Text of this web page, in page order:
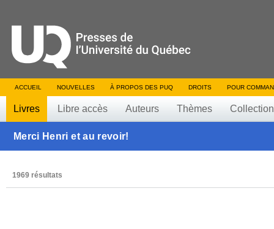
ACCUEIL NOUVELLES À PROPOS DES PUQ DROITS POUR
Livres Libre accès Auteurs Thèmes
Merci Henri et au revoir!
1969 résultats